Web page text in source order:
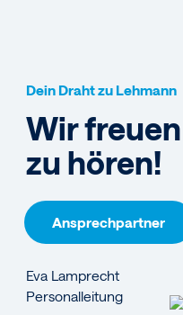
Dein Draht zu Lehmann
Wir
zu hören!
Ansprechpartner
Eva Lamprecht
Personalleitung